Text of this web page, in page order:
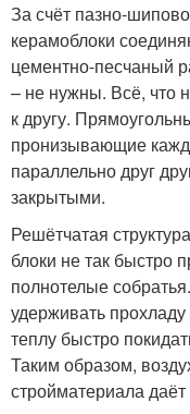
За счёт пазно-
керамоблоки
цементно-песчаный
– не нужны. Всё, что
к другу.
пронизывающие
параллельно друг
закрытыми.
Решётчатая
блоки не так быстро
полнотелые
удерживать
теплу быстро
Таким образом,
стройматериала